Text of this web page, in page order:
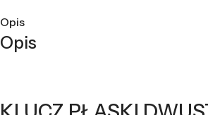
Opis
Opis